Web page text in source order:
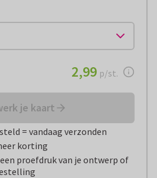
€ 2,99per stuk
2,99 p/st.
je kaart
= vandaag verzonden
korting
een proefdruk van je ontwerp of